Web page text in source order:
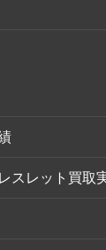
スレット買取